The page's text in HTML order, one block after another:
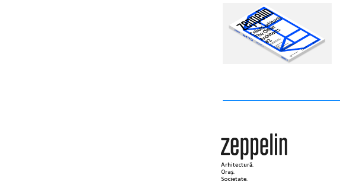
Arhitectură.
Oraș.
Societate.